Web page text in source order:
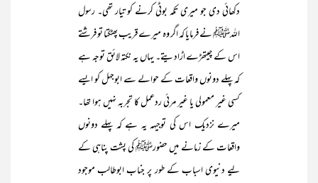
دکھائی دی جو میری تکہ بوٹی کرنے کو تیار تھی۔ رسول
اللہﷺ نے فرمایا کہ اگر وہ میرے قریب پھٹکتا تو فرشتے
اس کے چیتھڑے اڑادیتے۔ یہاں یہ نکتہ لائق توجہ ہے
کہ پہلے دونوں واقعات کے حوالے سے ابوجہل کو ایسے
کسی غیر معمولی یا غیر مرئی ردعمل کا تجربہ نہیں ہوا تھا۔
میرے نزدیک اس کی توجیہہ یہ ہے کہ پہلے دونوں
واقعات کے زمانے میں حضورﷺ کی پشت پناہی کے
لیے دنیوی اسباب کے طور پر جناب ابوطالب موجود